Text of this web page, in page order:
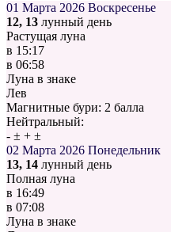
01 Марта 2026 Воскресенье
12, 13 лунный день
Растущая луна
в 15:17
в 06:58
Луна в знаке
Лев
Магнитные бури: 2 балла
Нейтральный:
- ± + ±
02 Марта 2026 Понедельник
13, 14 лунный день
Полная луна
в 16:49
в 07:08
Луна в знаке